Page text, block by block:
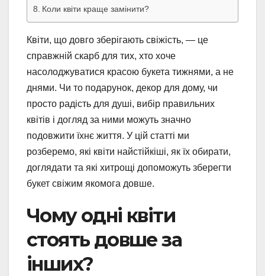
Коли квіти краще замінити?
Квіти, що довго зберігають свіжість, — це
справжній скарб для тих, хто хоче
насолоджуватися красою букета тижнями, а не
днями. Чи то подарунок, декор для дому, чи
просто радість для душі, вибір правильних
квітів і догляд за ними можуть значно
подовжити їхнє життя. У цій статті ми
розберемо, які квіти найстійкіші, як їх обирати,
доглядати та які хитрощі допоможуть зберегти
букет свіжим якомога довше.
Чому одні квіти
стоять довше за
інших?